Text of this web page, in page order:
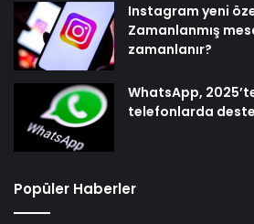
Instagram yeni
Zamanlanmış
zamanlanır?
WhatsApp,
telefonlarda
Popüler Haberler